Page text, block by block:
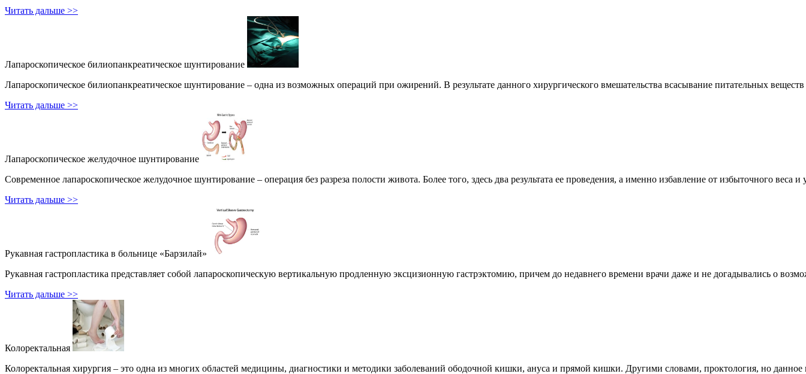
Читать дальше >>
Лапароскопическое билиопанкреатическое шунтирование
Лапароскопическое билиопанкреатическое шунтирование – одна из возможных операций при ожирений. В результате данного хирургического вмешательства всасывание питательных
Читать дальше >>
Лапароскопическое желудочное шунтирование
Современное лапароскопическое желудочное шунтирование – операция без разреза полости живота. Более того, здесь два результата ее проведения, а именно избавление от
Читать дальше >>
Рукавная гастропластика в больнице «Барзилай»
Рукавная гастропластика представляет собой лапароскопическую вертикальную продленную эксцизионную гастрэктомию, причем до недавнего времени врачи даже и не догадывались о
Читать дальше >>
Колоректальная
Колоректальная хирургия – это одна из многих областей медицины, диагностики и методики заболеваний ободочной кишки, ануса и прямой кишки. Другими словами, проктология, но